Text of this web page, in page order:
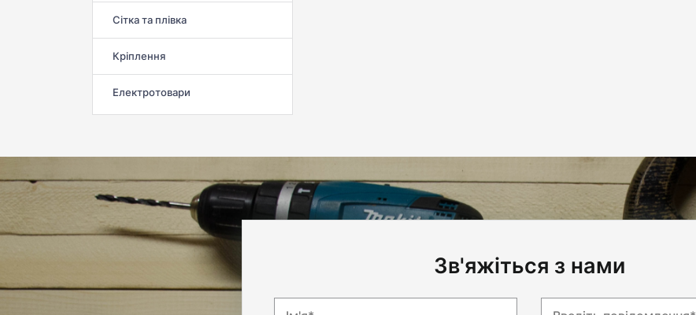
Сітка та плівка
Кріплення
Електротовари
Зв'яжіться з нами